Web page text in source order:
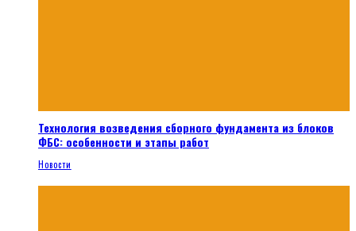
Технология возведения сборного фундамента из блоков
ФБС: особенности и этапы работ
Новости